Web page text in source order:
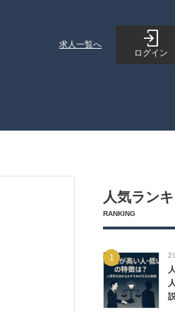
求人一覧へ
ログイン
人気ラン
RANKING